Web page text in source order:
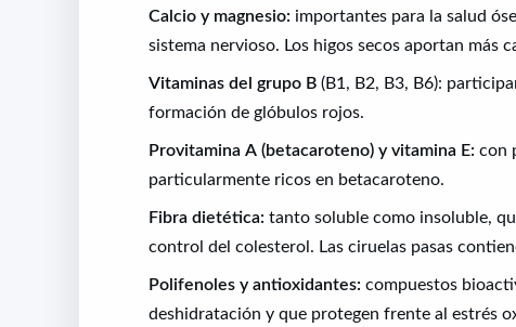
Calcio y magnesio: importantes para la salud
sistema nervioso. Los higos secos aportan más
Vitaminas del grupo B (B1, B2, B3, B6):
formación de glóbulos rojos.
Provitamina A (betacaroteno) y vitamina E: con
particularmente ricos en betacaroteno.
Fibra dietética: tanto soluble como insoluble,
control del colesterol. Las ciruelas pasas
Polifenoles y antioxidantes: compuestos
deshidratación y que protegen frente al estrés